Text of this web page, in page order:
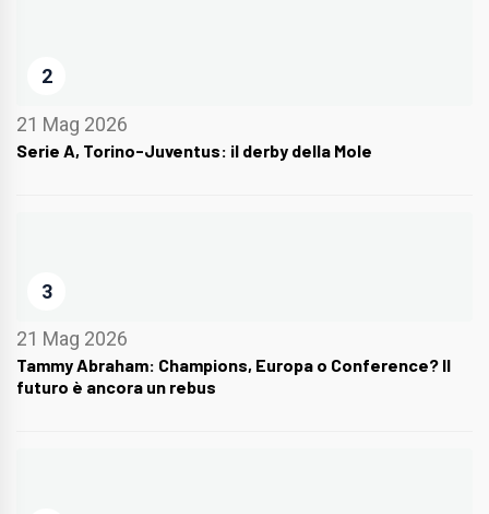
2
21 Mag 2026
Serie A, Torino-Juventus: il derby della Mole
3
21 Mag 2026
Tammy Abraham: Champions, Europa o Conference? Il
futuro è ancora un rebus